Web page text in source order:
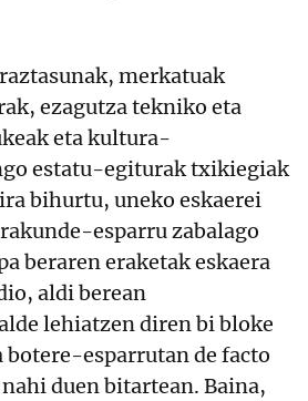
merkatuak
ezagutza tekniko eta
eta kultura-
estatu-egiturak txikiegiak
bihurtu, uneko eskaerei
esparru zabalago
beraren eraketak eskaera
aldi berean
lehiatzen diren bi bloke
botere-esparrutan de facto
duen bitartean. Baina,